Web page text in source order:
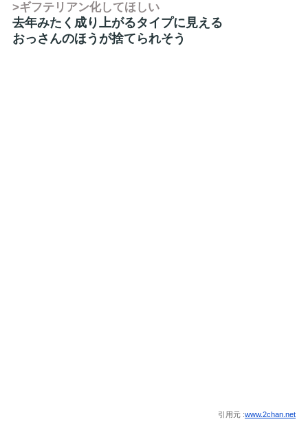
>ギフテリアン化してほしい
去年みたく成り上がるタイプに見える
おっさんのほうが捨てられそう
引用元 :www.2chan.net